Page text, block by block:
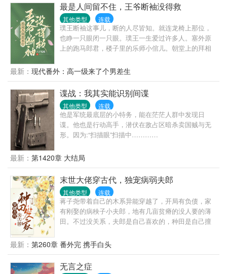
最是人间留不住，王爷断袖没得救
其他类型 连载
璞王断袖这事儿，断的人尽皆知。就连龙椅上那位，
也睁一只眼闭一只眼。璞王一生爱过许多人。塞外原
上的跑马郎君，楼子里的乐师小倌儿。朝堂上的拜相
过一息，生死，不过百年。
最新： 现代番外：高一级来了个男差生
谍战：我其实能识别间谍
其他类型 连载
他是军统最底层的小特务，能在茫茫人群中发现日
谍。他也是行动高手，潜伏在敌占区暗杀卖国贼与无
形。因为:“扫描眼”扫描中…………
最新： 第1420章 大结局
末世大佬穿古代，独宠病弱夫郎
其他类型 连载
蒋子尧带着自己的木系异能穿越了，开局有负债，家
有刚娶的病秧子小夫郎，地有几亩贫瘠的没人要的薄
田。不过没关系，夫郎是自己喜欢的，种田是自己擅
都不愁。一个从末世穿到古代，手握异能，种田养
家，发家致富的故事。平平淡淡，细水长流的农家生
活。
最新： 第260章 番外完 携手白头
无言之症